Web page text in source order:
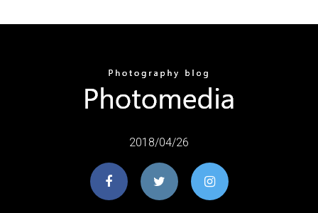
2018/04/26